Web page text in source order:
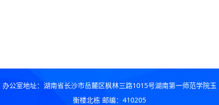
办公室地址：湖南省长沙市岳麓区枫林三路1015号湖南第一师范学院玉
衡楼北栋 邮编：410205